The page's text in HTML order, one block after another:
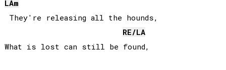
LAm
They're releasing all the hounds,
RE/LA
What is lost can still be found,